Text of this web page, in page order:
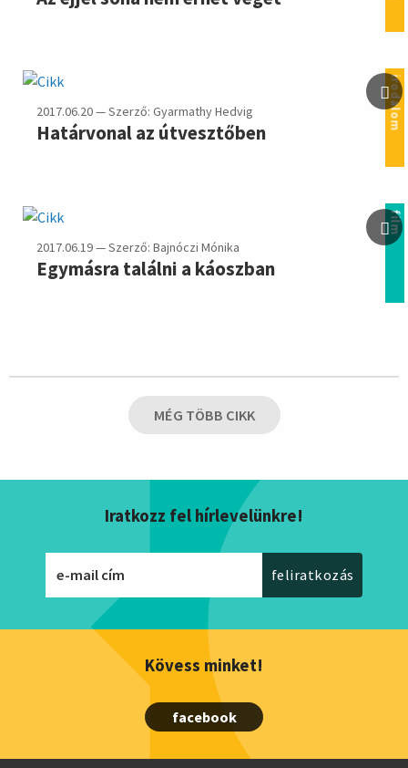
irodalom
2017.06.20 — Szerző: Gyarmathy Hedvig
Határvonal az útvesztőben
film
2017.06.19 — Szerző: Bajnóczi Mónika
Egymásra találni a káoszban
MÉG TÖBB CIKK
Iratkozz fel hírlevelünkre!
Kövess minket!
facebook